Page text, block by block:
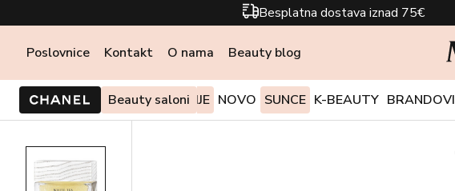
Besplatna dostava iznad 75€
Poslovnice Kontakt O nama Beauty blog
Beauty saloni
PONUDE I AKCIJE NOVO SUNCE K-BEAUTY BRANDOVI